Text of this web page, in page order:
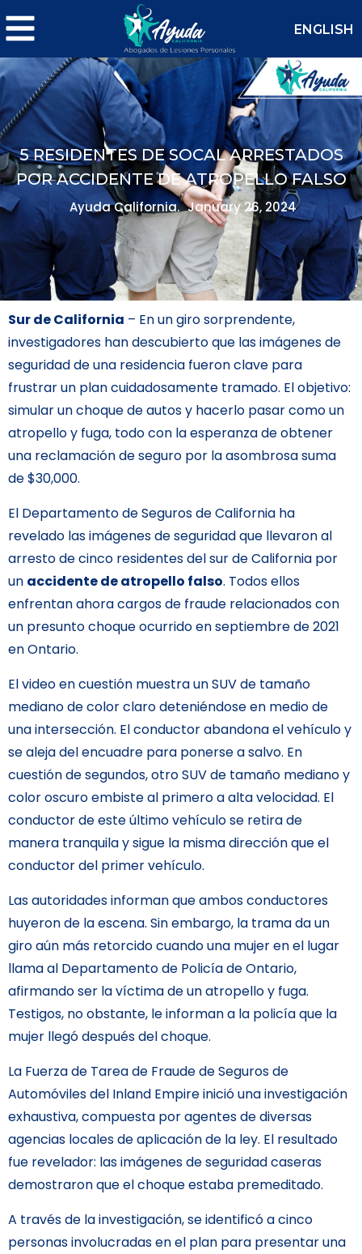
ENGLISH
5 RESIDENTES DE SOCAL ARRESTADOS
POR ACCIDENTE DE ATROPELLO FALSO
Ayuda California. January 26, 2024
Sur de California – En un giro sorprendente,
investigadores han descubierto que las imágenes de
seguridad de una residencia fueron clave para
frustrar un plan cuidadosamente tramado. El objetivo:
simular un choque de autos y hacerlo pasar como un
atropello y fuga, todo con la esperanza de obtener
una reclamación de seguro por la asombrosa suma
de $30,000.
El Departamento de Seguros de California ha
revelado las imágenes de seguridad que llevaron al
arresto de cinco residentes del sur de California por
un accidente de atropello falso. Todos ellos
enfrentan ahora cargos de fraude relacionados con
un presunto choque ocurrido en septiembre de 2021
en Ontario.
El video en cuestión muestra un SUV de tamaño
mediano de color claro deteniéndose en medio de
una intersección. El conductor abandona el vehículo y
se aleja del encuadre para ponerse a salvo. En
cuestión de segundos, otro SUV de tamaño mediano y
color oscuro embiste al primero a alta velocidad. El
conductor de este último vehículo se retira de
manera tranquila y sigue la misma dirección que el
conductor del primer vehículo.
Las autoridades informan que ambos conductores
huyeron de la escena. Sin embargo, la trama da un
giro aún más retorcido cuando una mujer en el lugar
llama al Departamento de Policía de Ontario,
afirmando ser la víctima de un atropello y fuga.
Testigos, no obstante, le informan a la policía que la
mujer llegó después del choque.
La Fuerza de Tarea de Fraude de Seguros de
Automóviles del Inland Empire inició una investigación
exhaustiva, compuesta por agentes de diversas
agencias locales de aplicación de la ley. El resultado
fue revelador: las imágenes de seguridad caseras
demostraron que el choque estaba premeditado.
A través de la investigación, se identificó a cinco
personas involucradas en el plan para presentar una